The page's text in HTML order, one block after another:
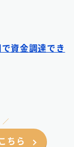
資金調達でき
ちら